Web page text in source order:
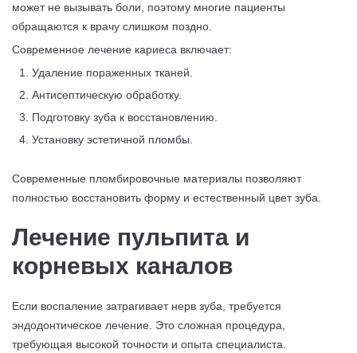
может не вызывать боли, поэтому многие пациенты
обращаются к врачу слишком поздно.
Современное лечение кариеса включает:
Удаление пораженных тканей.
Антисептическую обработку.
Подготовку зуба к восстановлению.
Установку эстетичной пломбы.
Современные пломбировочные материалы позволяют
полностью восстановить форму и естественный цвет зуба.
Лечение пульпита и
корневых каналов
Если воспаление затрагивает нерв зуба, требуется
эндодонтическое лечение. Это сложная процедура,
требующая высокой точности и опыта специалиста.